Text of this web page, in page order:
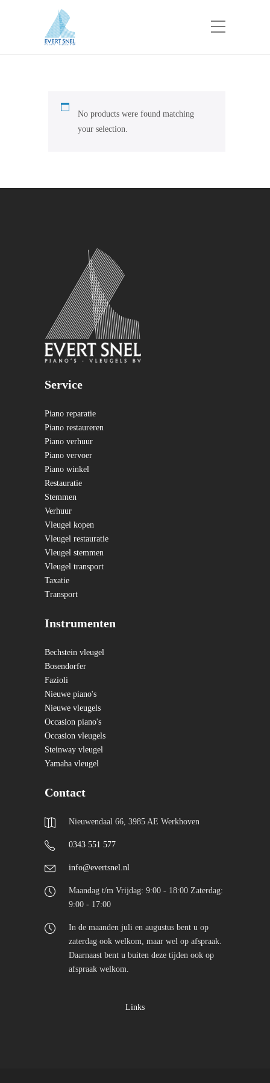
No products were found matching
your selection.
Service
Piano reparatie
Piano restaureren
Piano verhuur
Piano vervoer
Piano winkel
Restauratie
Stemmen
Verhuur
Vleugel kopen
Vleugel restauratie
Vleugel stemmen
Vleugel transport
Taxatie
Transport
Instrumenten
Bechstein vleugel
Bosendorfer
Fazioli
Nieuwe piano's
Nieuwe vleugels
Occasion piano's
Occasion vleugels
Steinway vleugel
Yamaha vleugel
Contact
Nieuwendaal 66, 3985 AE Werkhoven
0343 551 577
info@evertsnel.nl
Maandag t/m Vrijdag: 9:00 - 18:00 Zaterdag:
9:00 - 17:00
In de maanden juli en augustus bent u op
zaterdag ook welkom, maar wel op afspraak.
Daarnaast bent u buiten deze tijden ook op
afspraak welkom.
Links